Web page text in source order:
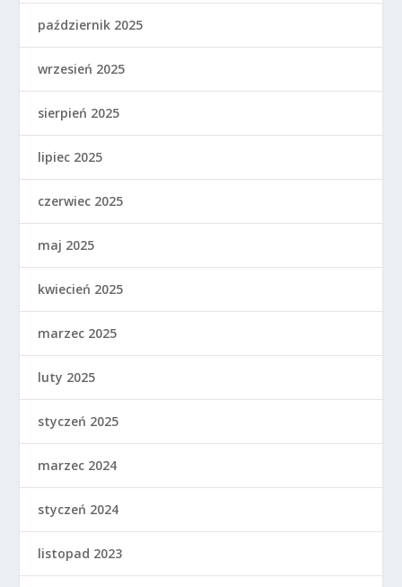
październik 2025
wrzesień 2025
sierpień 2025
lipiec 2025
czerwiec 2025
maj 2025
kwiecień 2025
marzec 2025
luty 2025
styczeń 2025
marzec 2024
styczeń 2024
listopad 2023